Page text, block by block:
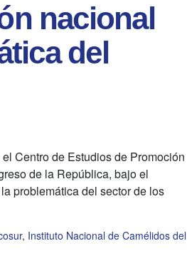
nacional
del
Centro de Estudios de Promoción
de la República, bajo el
problemática del sector de los
, Instituto Nacional de Camélidos del